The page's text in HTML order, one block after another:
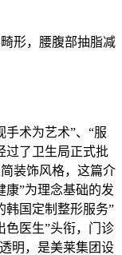
形，腰腹部抽脂减
手术为艺术”、“服
过了卫生局正式批
装饰风格，这篇介
康”为理念基础的发
韩国定制整形服务”
色医生”头衔，门诊
明，是美莱集团设